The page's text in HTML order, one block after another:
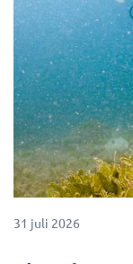
31 juli 2026